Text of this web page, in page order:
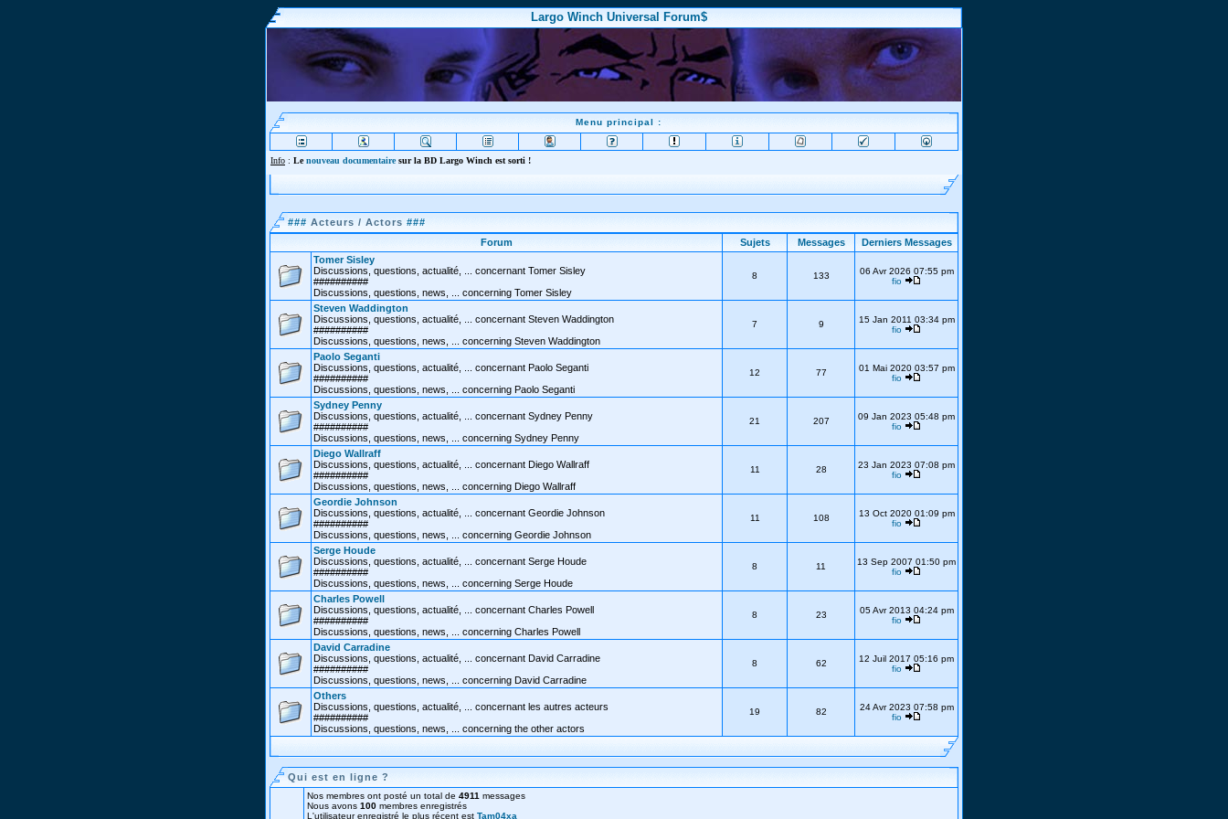
Largo Winch Universal Forum$
Menu principal :
Info : Lenouveau documentairesur la BD Largo Winch est sorti !
### Acteurs / Actors ###
Forum
Sujets Messages
Derniers Messages
Tomer Sisley
Discussions, questions, actualité, ... concernant Tomer Sisley
##########
Discussions, questions, news, ... concerning Tomer Sisley
8 133
06 Avr 2026 07:55 pm
fio
Steven Waddington
Discussions, questions, actualité, ... concernant Steven Waddington
##########
Discussions, questions, news, ... concerning Steven Waddington
7 9
15 Jan 2011 03:34 pm
fio
Paolo Seganti
Discussions, questions, actualité, ... concernant Paolo Seganti
##########
Discussions, questions, news, ... concerning Paolo Seganti
12 77
01 Mai 2020 03:57 pm
fio
Sydney Penny
Discussions, questions, actualité, ... concernant Sydney Penny
##########
Discussions, questions, news, ... concerning Sydney Penny
21 207
09 Jan 2023 05:48 pm
fio
Diego Wallraff
Discussions, questions, actualité, ... concernant Diego Wallraff
##########
Discussions, questions, news, ... concerning Diego Wallraff
11 28
23 Jan 2023 07:08 pm
fio
Geordie Johnson
Discussions, questions, actualité, ... concernant Geordie Johnson
##########
Discussions, questions, news, ... concerning Geordie Johnson
11 108
13 Oct 2020 01:09 pm
fio
Serge Houde
Discussions, questions, actualité, ... concernant Serge Houde
##########
Discussions, questions, news, ... concerning Serge Houde
8 11
13 Sep 2007 01:50 pm
fio
Charles Powell
Discussions, questions, actualité, ... concernant Charles Powell
##########
Discussions, questions, news, ... concerning Charles Powell
8 23
05 Avr 2013 04:24 pm
fio
David Carradine
Discussions, questions, actualité, ... concernant David Carradine
##########
Discussions, questions, news, ... concerning David Carradine
8 62
12 Juil 2017 05:16 pm
fio
Others
Discussions, questions, actualité, ... concernant les autres acteurs
##########
Discussions, questions, news, ... concerning the other actors
19 82
24 Avr 2023 07:58 pm
fio
Qui est en ligne ?
Nos membres ont posté un total de 4911 messages
Nous avons 100 membres enregistrés
L'utilisateur enregistré le plus récent est Tam04xa